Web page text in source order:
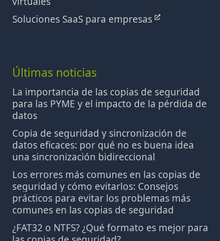
Soluciones SaaS para empresas
Últimas noticias
La importancia de las copias de seguridad
para las PYME y el impacto de la pérdida de
datos
Copia de seguridad y sincronización de
datos eficaces: por qué no es buena idea
una sincronización bidireccional
Los errores más comunes en las copias de
seguridad y cómo evitarlos: Consejos
prácticos para evitar los problemas más
comunes en las copias de seguridad
¿FAT32 o NTFS? ¿Qué formato es mejor para